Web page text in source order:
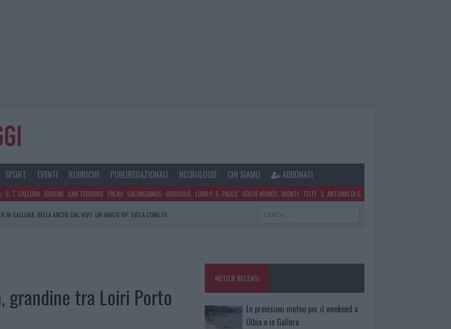
SPORT EVENTI RUBRICHE PUBLIREDAZIONALI NECROLOGIE CHI SIAMO ABBONATI
S. T. GALLURA BUDONI SAN TEODORO PALAU CALANGIANUS BUDDUSÒ LOIRI P. S. PAOLO GOLFO ARANCI MONTI TELTI S. ANTONIO DI G.
IN GALLURA, BELLA ANCHE DAL VIVO: UN AMICO VIP SVELA COME FA
grandine tra Loiri Porto
NOTIZIE RECENTI
Le previsioni meteo per il weekend a
Olbia e in Gallura